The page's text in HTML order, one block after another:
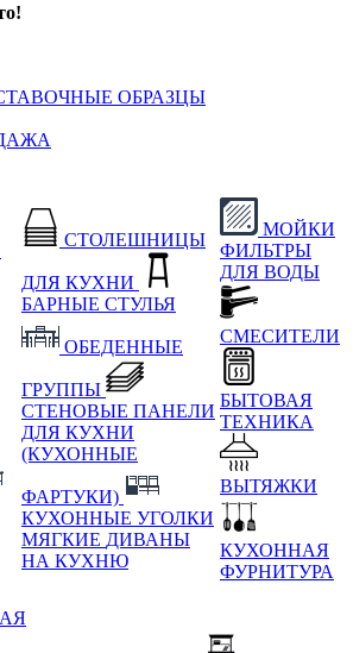
ОБРАЗЦЫ
СТОЛЕШНИЦЫ
ДЛЯ КУХНИ
БАРНЫЕ СТУЛЬЯ
ОБЕДЕННЫЕ
ГРУППЫ
СТЕНОВЫЕ ПАНЕЛИ
ДЛЯ КУХНИ
(КУХОННЫЕ
ФАРТУКИ)
КУХОННЫЕ УГОЛКИ
МЯГКИЕ ДИВАНЫ
НА КУХНЮ
МОЙКИ
ФИЛЬТРЫ
ДЛЯ ВОДЫ
СМЕСИТЕЛИ
БЫТОВАЯ
ТЕХНИКА
ВЫТЯЖКИ
КУХОННАЯ
ФУРНИТУРА